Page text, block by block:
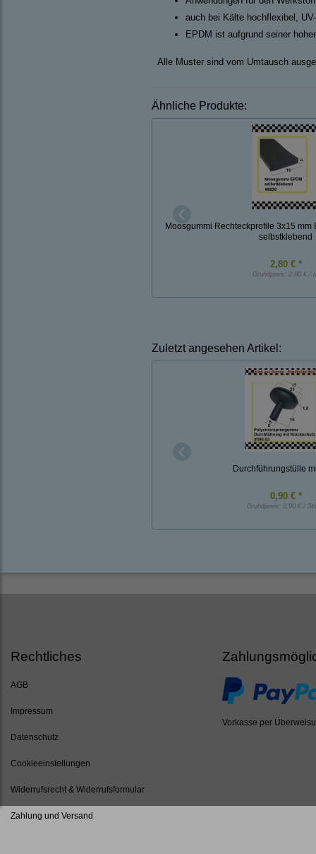
auch bei Kälte hochflexibel,
EPDM ist aufgrund seiner
Alle Muster sind vom Umtausch
Ähnliche Produkte:
Moosgummi Rechteckprofile 3x15 mm
selbstklebend
2,80 € *
Grundpreis: 2,80 € /
Zuletzt angesehen Artikel:
Durchführungstülle
0,90 € *
Grundpreis: 0,90 € /
Rechtliches
AGB
Impressum
Datenschutz
Cookieeinstellungen
Widerrufsrecht & Widerrufsformular
Zahlung und Versand
Vorkasse per